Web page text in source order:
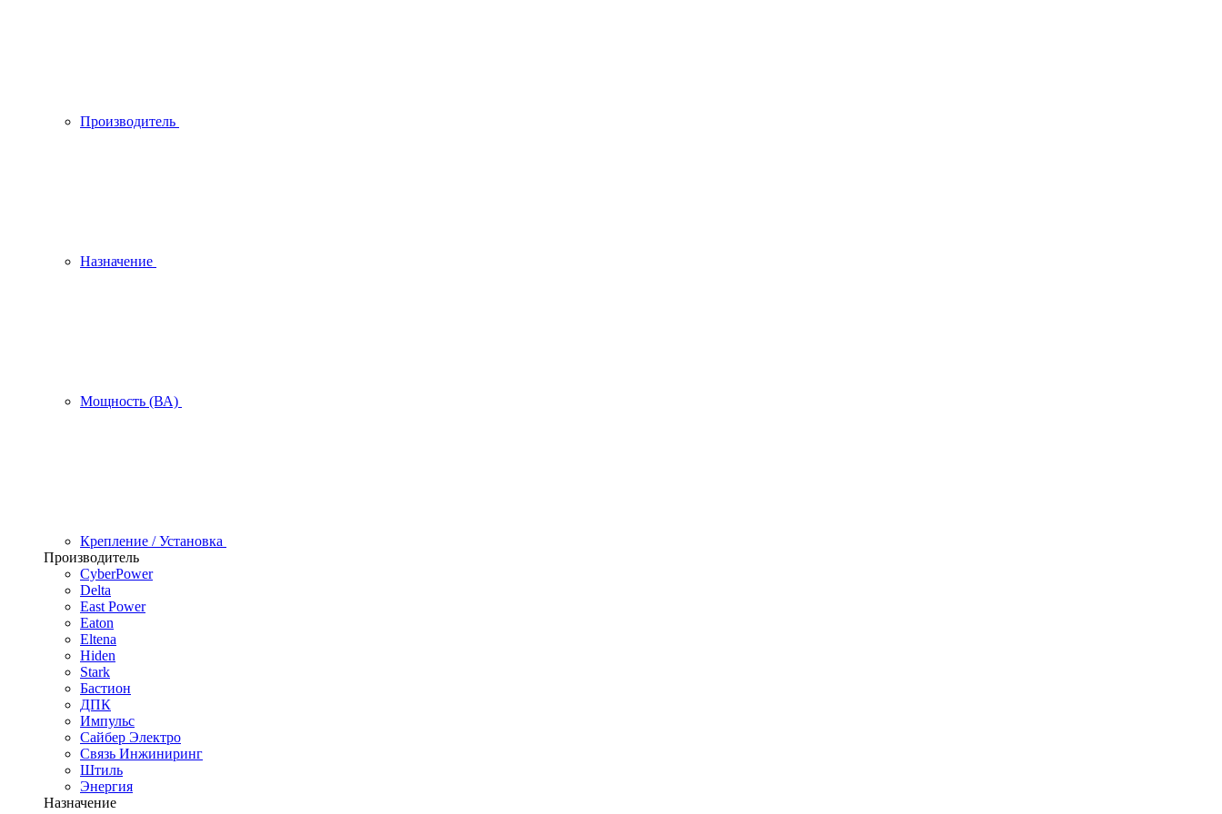
Производитель
Назначение
Мощность (ВА)
Крепление / Установка
Производитель
CyberPower
Delta
East Power
Eaton
Eltena
Hiden
Stark
Бастион
ДПК
Импульс
Сайбер Электро
Связь Инжиниринг
Штиль
Энергия
Назначение